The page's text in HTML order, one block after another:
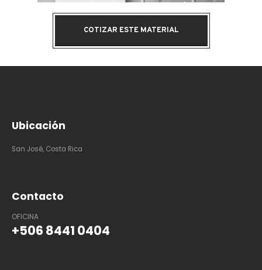
COTIZAR ESTE MATERIAL
Ubicación
San José, Costa Rica
Contacto
OFICINA
+506 8441 0404